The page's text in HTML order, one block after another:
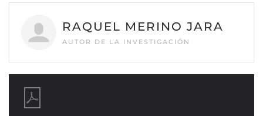
RAQUEL MERINO JARA
AUTOR DE LA INVESTIGACIÓN